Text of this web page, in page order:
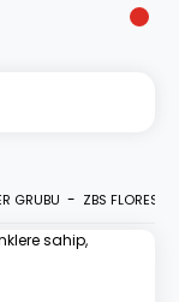
GRUBU ZBS